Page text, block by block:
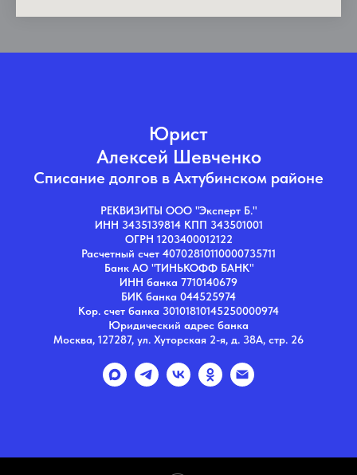
Юрист
Алексей Шевченко
Списание долгов в Ахтубинском районе
РЕКВИЗИТЫ ООО "Эксперт Б."
ИНН 3435139814 КПП 343501001
ОГРН 1203400012122
Расчетный счет 40702810110000735711
Банк АО "ТИНЬКОФФ БАНК"
ИНН банка 7710140679
БИК банка 044525974
Кор. счет банка 30101810145250000974
Юридический адрес банка
Москва, 127287, ул. Хуторская 2-я, д. 38А, стр. 26